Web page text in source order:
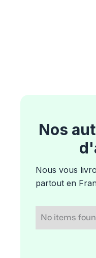
Nos
Nous vous
partout en
No items